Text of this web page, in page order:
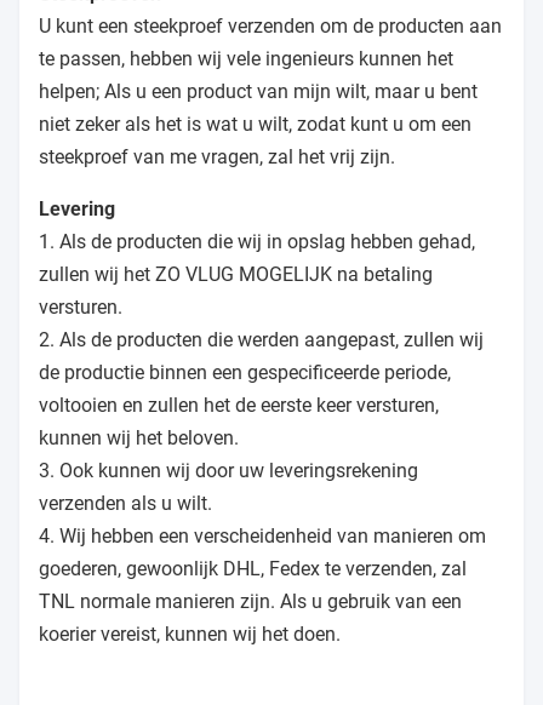
U kunt een steekproef verzenden om de producten aan
te passen, hebben wij vele ingenieurs kunnen het
helpen; Als u een product van mijn wilt, maar u bent
niet zeker als het is wat u wilt, zodat kunt u om een
steekproef van me vragen, zal het vrij zijn.
Levering
1. Als de producten die wij in opslag hebben gehad,
zullen wij het ZO VLUG MOGELIJK na betaling
versturen.
2. Als de producten die werden aangepast, zullen wij
de productie binnen een gespecificeerde periode,
voltooien en zullen het de eerste keer versturen,
kunnen wij het beloven.
3. Ook kunnen wij door uw leveringsrekening
verzenden als u wilt.
4. Wij hebben een verscheidenheid van manieren om
goederen, gewoonlijk DHL, Fedex te verzenden, zal
TNL normale manieren zijn. Als u gebruik van een
koerier vereist, kunnen wij het doen.